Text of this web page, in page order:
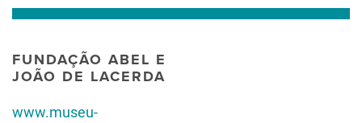
FUNDAÇÃO ABEL E
JOÃO DE LACERDA
www.museu-